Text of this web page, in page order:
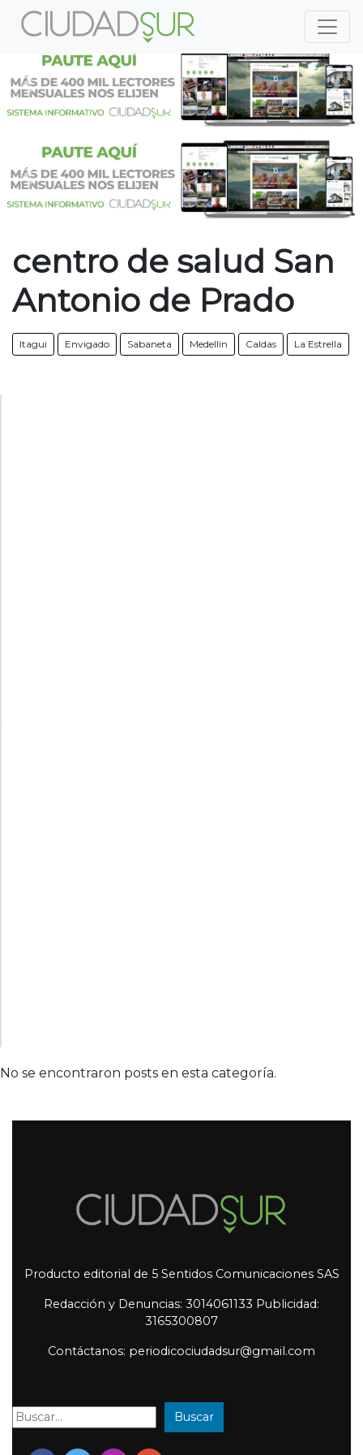
Previous
Previous
centro de salud San
Antonio de Prado
Itagui Envigado Sabaneta Medellin Caldas La Estrella
No se encontraron posts en esta categoría.
Producto editorial de 5 Sentidos Comunicaciones SAS
Redacción y Denuncias: 3014061133 Publicidad:
3165300807
Contáctanos: periodicociudadsur@gmail.com
Buscar: Buscar